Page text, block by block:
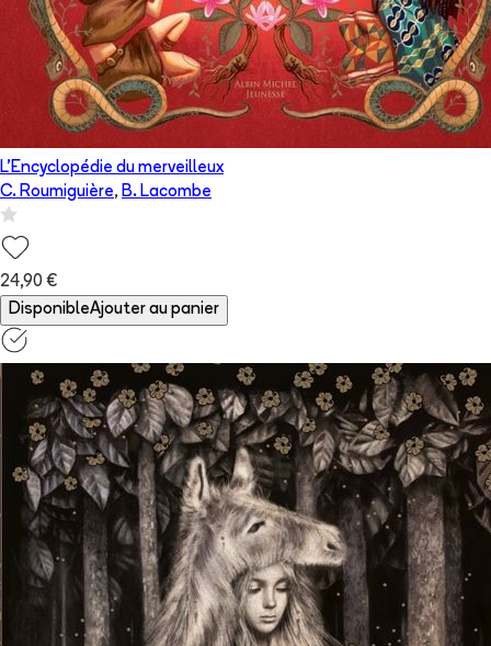
L'Encyclopédie du merveilleux
C. Roumiguière, B. Lacombe
24,90 €
DisponibleAjouter au panier